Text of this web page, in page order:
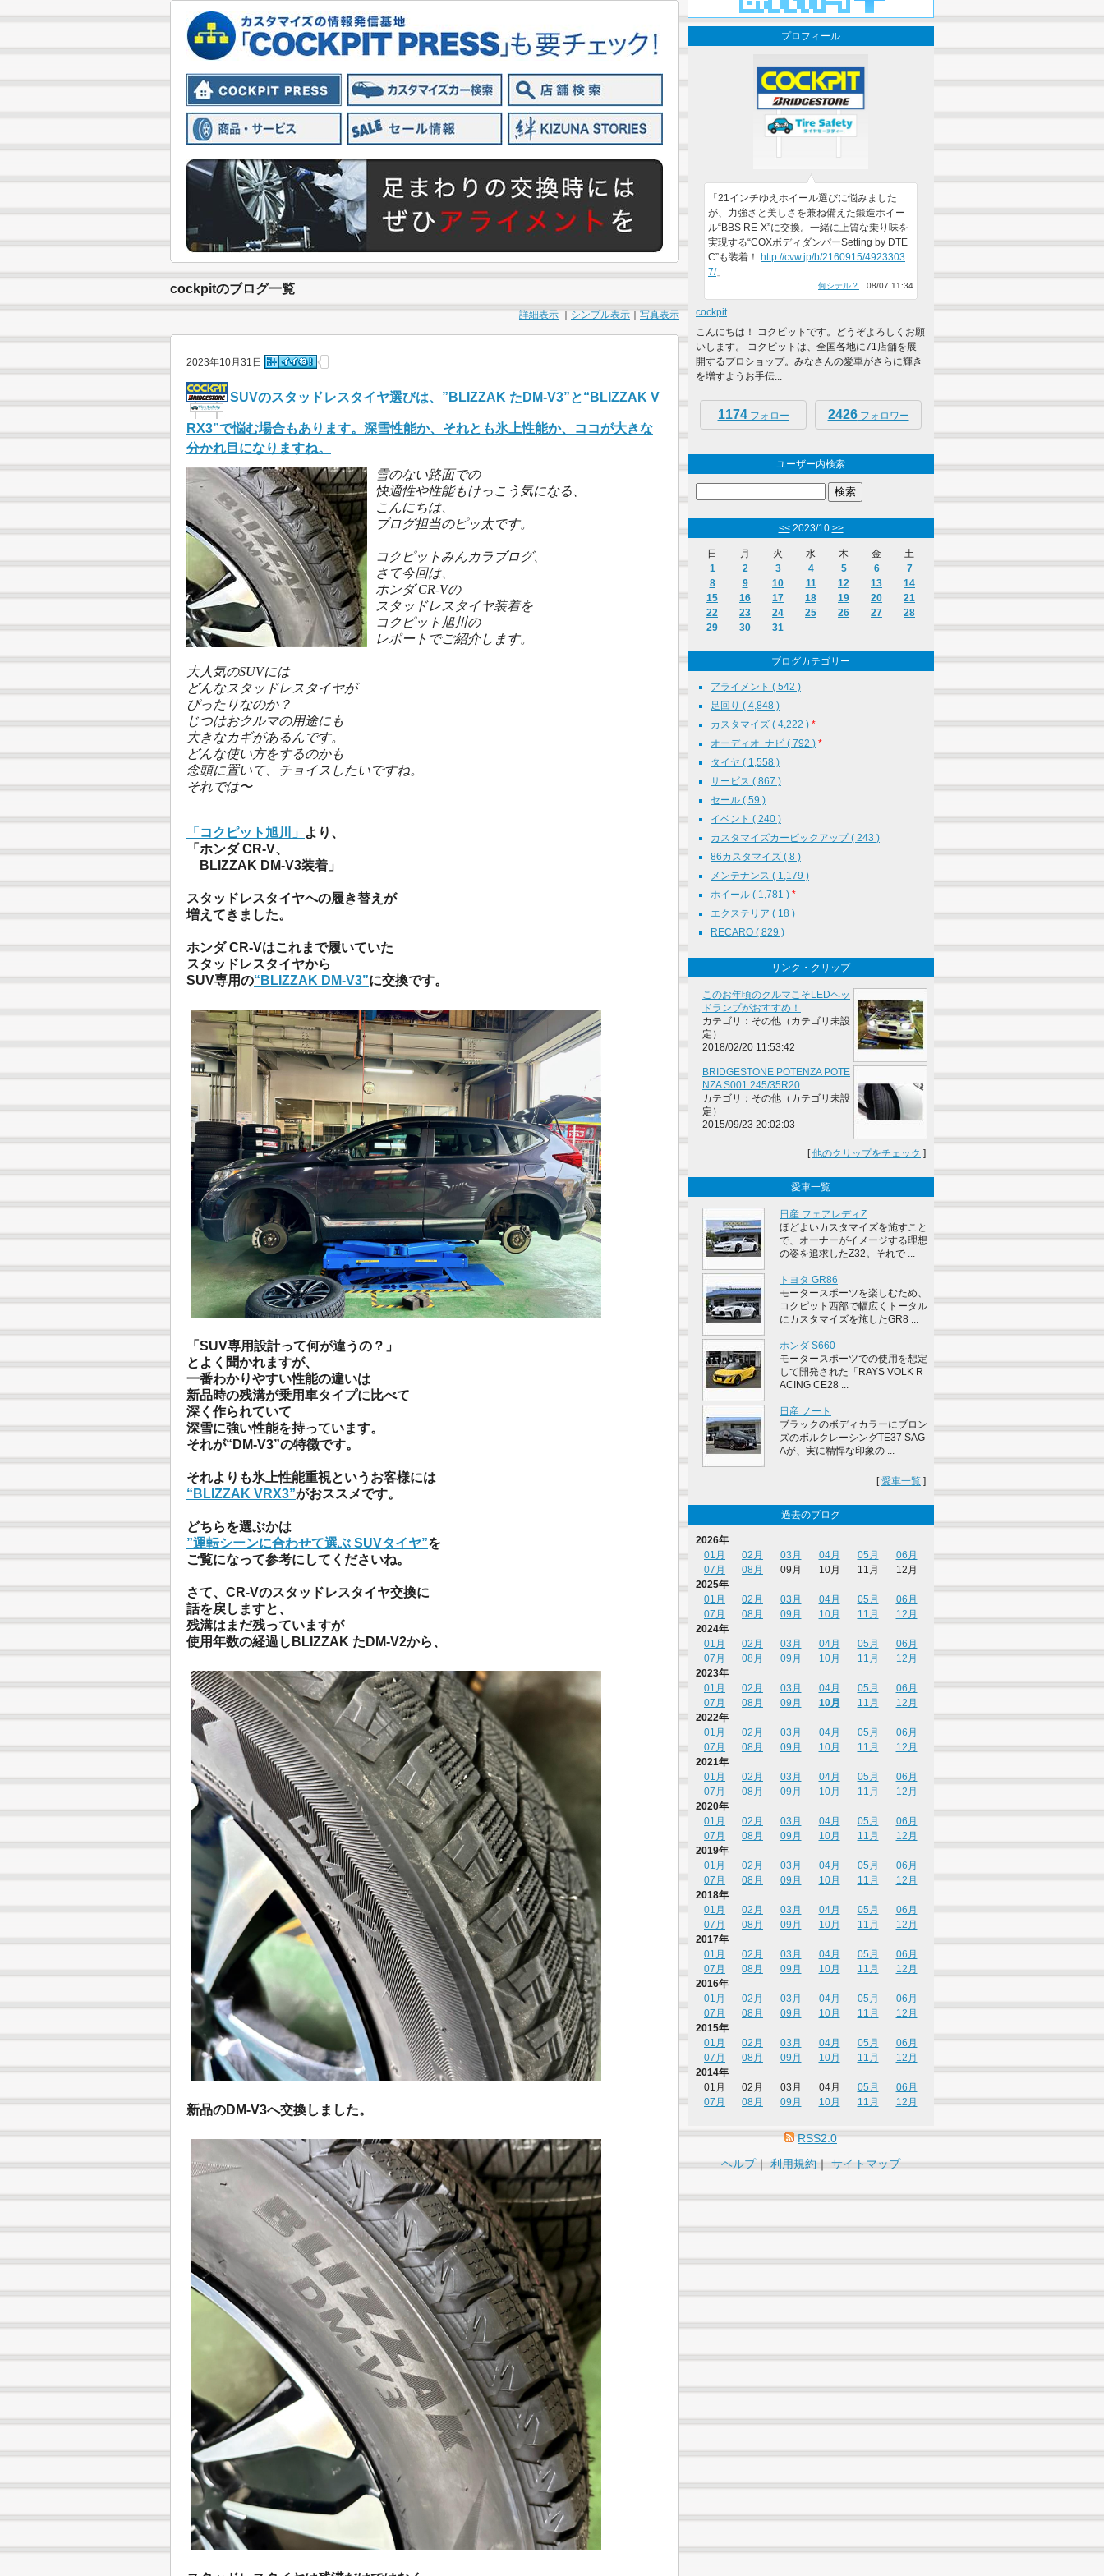
cockpitのブログ一覧
詳細表示 シンプル表示 写真表示
2023年10月31日
SUVのスタッドレスタイヤ選びは、”BLIZZAK たDM-V3”と“BLIZZAK V
RX3”で悩む場合もあります。深雪性能か、それとも氷上性能か、ココが大きな
分かれ目になりますね。
雪のない路面での
快適性や性能もけっこう気になる、
こんにちは、
ブログ担当のピッ太です。
コクピットみんカラブログ、
さて今回は、
ホンダ CR-Vの
スタッドレスタイヤ装着を
コクピット旭川の
レポートでご紹介します。
大人気のSUVには
どんなスタッドレスタイヤが
ぴったりなのか？
じつはおクルマの用途にも
大きなカギがあるんです。
どんな使い方をするのかも
念頭に置いて、チョイスしたいですね。
それでは〜
「コクピット旭川」 より、
「ホンダ CR-V、
BLIZZAK DM-V3装着」
スタッドレスタイヤへの履き替えが
増えてきました。
ホンダ CR-Vはこれまで履いていた
スタッドレスタイヤから
SUV専用の“BLIZZAK DM-V3”に交換です。
「SUV専用設計って何が違うの？」
とよく聞かれますが、
一番わかりやすい性能の違いは
新品時の残溝が乗用車タイプに比べて
深く作られていて
深雪に強い性能を持っています。
それが“DM-V3”の特徴です。
それよりも氷上性能重視というお客様には
“BLIZZAK VRX3”がおススメです。
どちらを選ぶかは
”運転シーンに合わせて選ぶ SUVタイヤ”を
ご覧になって参考にしてくださいね。
さて、CR-Vのスタッドレスタイヤ交換に
話を戻しますと、
残溝はまだ残っていますが
使用年数の経過しBLIZZAK たDM-V2から、
新品のDM-V3へ交換しました。
プロフィール
「21インチゆえホイール選びに悩みました
が、力強さと美しさを兼ね備えた鍛造ホイー
ル“BBS RE-X”に交換。一緒に上質な乗り味を
実現する“COXボディダンパーSetting by DTE
C”も装着！
http://cvw.jp/b/2160915/4923303
7/」
何シテル？ 08/07 11:34
cockpit
こんにちは！ コクピットです。どうぞよろしくお願
いします。 コクピットは、全国各地に71店舗を展
開するプロショップ。みなさんの愛車がさらに輝き
を増すようお手伝...
1174フォロー 2426フォロワー
ユーザー内検索
<<2023/10 >>
日 月 火 水 木 金
土
1
2 3 4 5 6
7
8
9 10 11 12 13
14
15
16 17 18 19 20
21
22
23 24 25 26 27
28
29
30 31
ブログカテゴリー
アライメント ( 542 )
足回り ( 4,848 )
カスタマイズ ( 4,222 ) *
オーディオ･ナビ ( 792 ) *
タイヤ ( 1,558 )
サービス ( 867 )
セール ( 59 )
イベント ( 240 )
カスタマイズカーピックアップ ( 243 )
86カスタマイズ ( 8 )
メンテナンス ( 1,179 )
ホイール ( 1,781 ) *
エクステリア ( 18 )
RECARO ( 829 )
リンク・クリップ
このお年頃のクルマこそLEDヘッ
ドランプがおすすめ！
カテゴリ：その他（カテゴリ未設
定）
2018/02/20 11:53:42
BRIDGESTONE POTENZA POTE
NZA S001 245/35R20
カテゴリ：その他（カテゴリ未設
定）
2015/09/23 20:02:03
[他のクリップをチェック ]
愛車一覧
日産 フェアレディZ
ほどよいカスタマイズを施すこと
で、オーナーがイメージする理想
の姿を追求したZ32。それで ...
トヨタ GR86
モータースポーツを楽しむため、
コクピット西部で幅広くトータル
にカスタマイズを施したGR8 ...
ホンダ S660
モータースポーツでの使用を想定
して開発された「RAYS VOLK R
ACING CE28 ...
日産 ノート
ブラックのボディカラーにブロン
ズのボルクレーシングTE37 SAG
Aが、実に精悍な印象の ...
[愛車一覧 ]
過去のブログ
2026年
01月
02月 03月 04月 05月
06月
07月
08月 09月 10月 11月
12月
2025年
01月
02月 03月 04月 05月
06月
07月
08月 09月 10月 11月
12月
2024年
01月
02月 03月 04月 05月
06月
07月
08月 09月 10月 11月
12月
2023年
01月
02月 03月 04月 05月
06月
07月
08月 09月 10月 11月
12月
2022年
01月
02月 03月 04月 05月
06月
07月
08月 09月 10月 11月
12月
2021年
01月
02月 03月 04月 05月
06月
07月
08月 09月 10月 11月
12月
2020年
01月
02月 03月 04月 05月
06月
07月
08月 09月 10月 11月
12月
2019年
01月
02月 03月 04月 05月
06月
07月
08月 09月 10月 11月
12月
2018年
01月
02月 03月 04月 05月
06月
07月
08月 09月 10月 11月
12月
2017年
01月
02月 03月 04月 05月
06月
07月
08月 09月 10月 11月
12月
2016年
01月
02月 03月 04月 05月
06月
07月
08月 09月 10月 11月
12月
2015年
01月
02月 03月 04月 05月
06月
07月
08月 09月 10月 11月
12月
2014年
01月
02月 03月 04月 05月
06月
07月
08月 09月 10月 11月 12月
RSS2.0
ヘルプ｜利用規約｜サイトマップ